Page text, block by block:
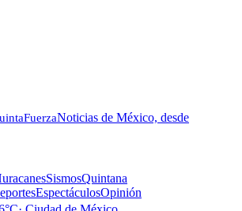
FuerzaNoticias de México, desde
SismosQuintana
EspectáculosOpinión